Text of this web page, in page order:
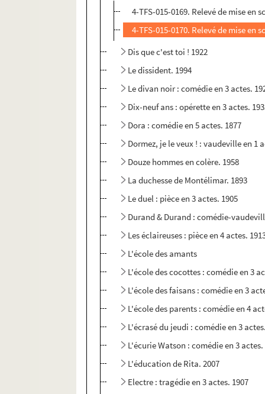
4-TFS-015-0169. Relevé de mise en
4-TFS-015-0170. Relevé de mise en
Dis que c'est toi ! 1922
Le dissident. 1994
Le divan noir : comédie en 3 actes.
Dix-neuf ans : opérette en 3 actes.
Dora : comédie en 5 actes. 1877
Dormez, je le veux ! : vaudeville en 1
Douze hommes en colère. 1958
La duchesse de Montélimar. 1893
Le duel : pièce en 3 actes. 1905
Durand & Durand : comédie-
Les éclaireuses : pièce en 4 actes.
L'école des amants
L'école des cocottes : comédie en 3
L'école des faisans : comédie en 3
L'école des parents : comédie en 4
L'écrasé du jeudi : comédie en 3
L'écurie Watson : comédie en 3 actes.
L'éducation de Rita. 2007
Electre : tragédie en 3 actes. 1907